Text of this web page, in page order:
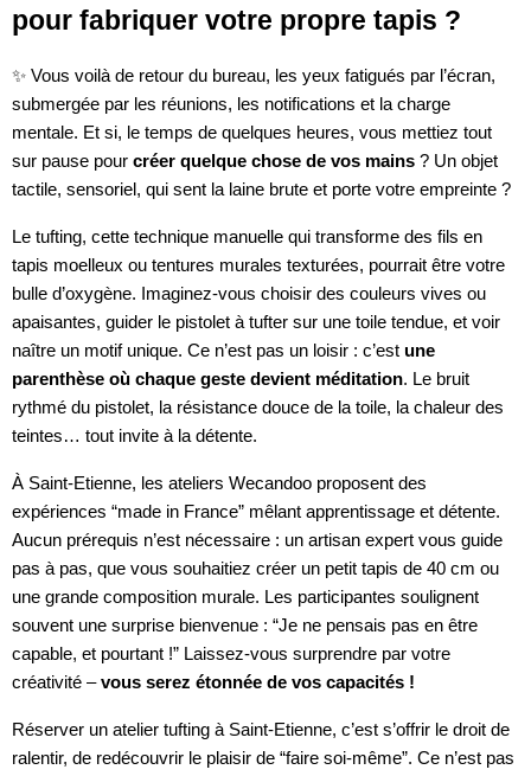
pour fabriquer votre propre tapis ?
✨ Vous voilà de retour du bureau, les yeux fatigués par l’écran,
submergée par les réunions, les notifications et la charge
mentale. Et si, le temps de quelques heures, vous mettiez tout
sur pause pour créer quelque chose de vos mains ? Un objet
tactile, sensoriel, qui sent la laine brute et porte votre empreinte ?
Le tufting, cette technique manuelle qui transforme des fils en
tapis moelleux ou tentures murales texturées, pourrait être votre
bulle d’oxygène. Imaginez-vous choisir des couleurs vives ou
apaisantes, guider le pistolet à tufter sur une toile tendue, et voir
naître un motif unique. Ce n’est pas un loisir : c’est une
parenthèse où chaque geste devient méditation. Le bruit
rythmé du pistolet, la résistance douce de la toile, la chaleur des
teintes… tout invite à la détente.
À Saint-Etienne, les ateliers Wecandoo proposent des
expériences “made in France” mêlant apprentissage et détente.
Aucun prérequis n’est nécessaire : un artisan expert vous guide
pas à pas, que vous souhaitiez créer un petit tapis de 40 cm ou
une grande composition murale. Les participantes soulignent
souvent une surprise bienvenue : “Je ne pensais pas en être
capable, et pourtant !” Laissez-vous surprendre par votre
créativité –vous serez étonnée de vos capacités !
Réserver un atelier tufting à Saint-Etienne, c’est s’offrir le droit de
ralentir, de redécouvrir le plaisir de “faire soi-même”. Ce n’est pas